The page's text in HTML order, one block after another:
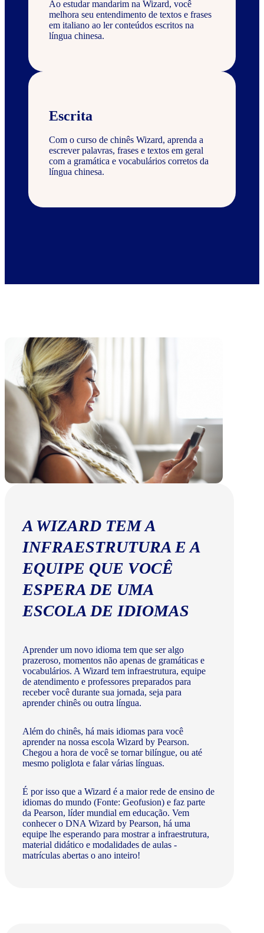
Ao estudar mandarim na Wizard, você
melhora seu entendimento de textos e frases
em italiano ao ler conteúdos escritos na
língua chinesa.
Escrita
Com o curso de chinês Wizard, aprenda a
escrever palavras, frases e textos em geral
com a gramática e vocabulários corretos da
língua chinesa.
A WIZARD TEM A
INFRAESTRUTURA E A
EQUIPE QUE VOCÊ
ESPERA DE UMA
ESCOLA DE IDIOMAS
Aprender um novo idioma tem que ser algo
prazeroso, momentos não apenas de gramáticas e
vocabulários. A Wizard tem infraestrutura, equipe
de atendimento e professores preparados para
receber você durante sua jornada, seja para
aprender chinês ou outra língua.
Além do chinês, há mais idiomas para você
aprender na nossa escola Wizard by Pearson.
Chegou a hora de você se tornar bilíngue, ou até
mesmo poliglota e falar várias línguas.
É por isso que a Wizard é a maior rede de ensino de
idiomas do mundo (Fonte: Geofusion) e faz parte
da Pearson, líder mundial em educação. Vem
conhecer o DNA Wizard by Pearson, há uma
equipe lhe esperando para mostrar a infraestrutura,
material didático e modalidades de aulas -
matrículas abertas o ano inteiro!